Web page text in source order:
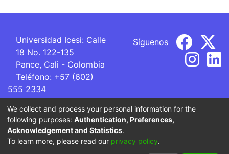
Universidad Icesi: Calle
18 No. 122-135
Pance, Cali - Colombia
Teléfono: +57 (602)
555 2334
ventanillaunica@icesi.edu.co
Síguenos
La Universidad Icesi es una Institución de Educación
Superior que se encuentra sujeta a inspección y vigilancia
We collect and process your personal information for the
following purposes: Authentication, Preferences,
Acknowledgement and Statistics.
To learn more, please read our privacy policy.